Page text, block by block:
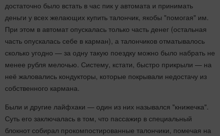
достаточно было встать в час пик у автомата и принимать
деньги у всех желающих купить талончик, якобы "помогая" им.
При этом в автомат опускалась только часть денег (остальная
часть опускалась себе в карман), а талончиков отматывалось
сколько угодно — за одну такую поездку можно было набрать не
менее рубля мелочью. Систему, кстати, быстро прикрыли — на
неё жаловались кондукторы, которые покрывали недостачу из
собственного кармана.
Были и другие лайфхаки — один из них назывался "книжечка".
Суть его заключалась в том, что пассажир в специальный
блокнот собирал прокомпостированные талончики, помечая на